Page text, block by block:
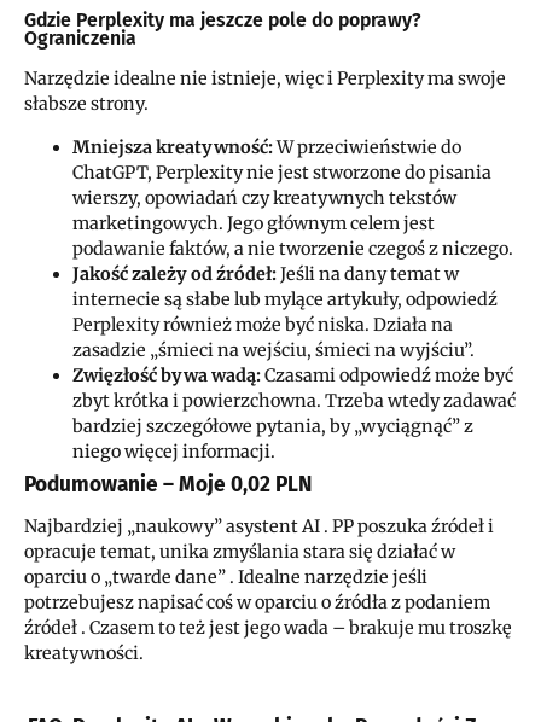
Gdzie Perplexity ma jeszcze pole do poprawy?
Ograniczenia
Narzędzie idealne nie istnieje, więc i Perplexity ma swoje
słabsze strony.
Mniejsza kreatywność:W przeciwieństwie do
ChatGPT, Perplexity nie jest stworzone do pisania
wierszy, opowiadań czy kreatywnych tekstów
marketingowych. Jego głównym celem jest
podawanie faktów, a nie tworzenie czegoś z niczego.
Jakość zależy od źródeł:Jeśli na dany temat w
internecie są słabe lub mylące artykuły, odpowiedź
Perplexity również może być niska. Działa na
zasadzie „śmieci na wejściu, śmieci na wyjściu”.
Zwięzłość bywa wadą:Czasami odpowiedź może być
zbyt krótka i powierzchowna. Trzeba wtedy zadawać
bardziej szczegółowe pytania, by „wyciągnąć” z
niego więcej informacji.
Podumowanie – Moje 0,02 PLN
Najbardziej „naukowy” asystent AI . PP poszuka źródeł i
opracuje temat, unika zmyślania stara się działać w
oparciu o „twarde dane” . Idealne narzędzie jeśli
potrzebujesz napisać coś w oparciu o źródła z podaniem
źródeł . Czasem to też jest jego wada – brakuje mu troszkę
kreatywności.